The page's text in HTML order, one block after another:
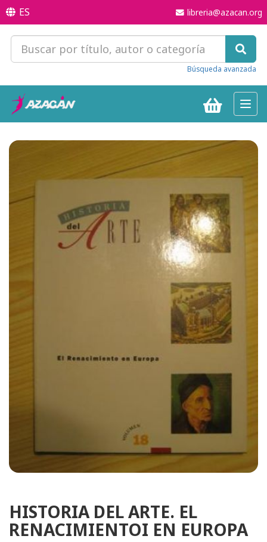
ES libreria@azacan.org
Búsqueda avanzada
HISTORIA DEL ARTE. EL
RENACIMIENTOI EN EUROPA